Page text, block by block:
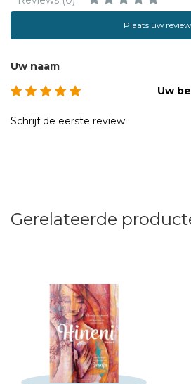
Plaats uw review
Uw naam
Uw
Schrijf de eerste review
Gerelateerde